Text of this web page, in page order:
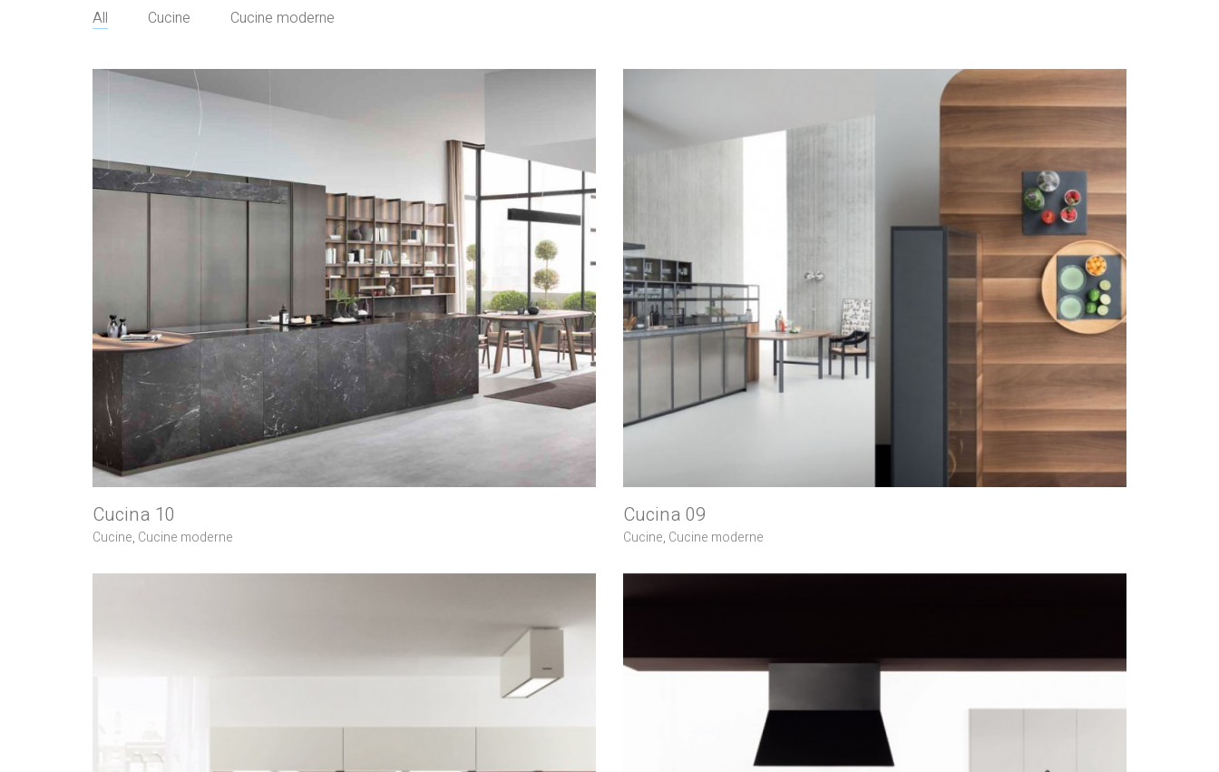
All Cucine Cucine moderne
Cucina 10
Cucine, Cucine moderne
Cucina 09
Cucine, Cucine moderne